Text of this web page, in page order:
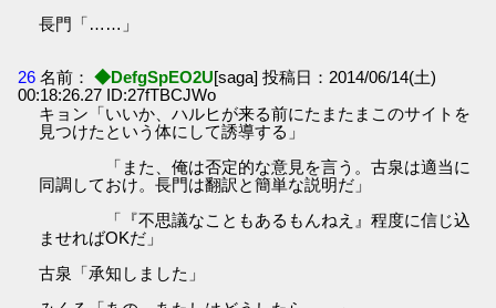
長門「……」
26 名前： ◆DefgSpEO2U[saga] 投稿日：2014/06/14(土)
00:18:26.27 ID:27fTBCJWo
キョン「いいか、ハルヒが来る前にたまたまこのサイトを
見つけたという体にして誘導する」
「また、俺は否定的な意見を言う。古泉は適当に
同調しておけ。長門は翻訳と簡単な説明だ」
「『不思議なこともあるもんねえ』程度に信じ込
ませればOKだ」
古泉「承知しました」